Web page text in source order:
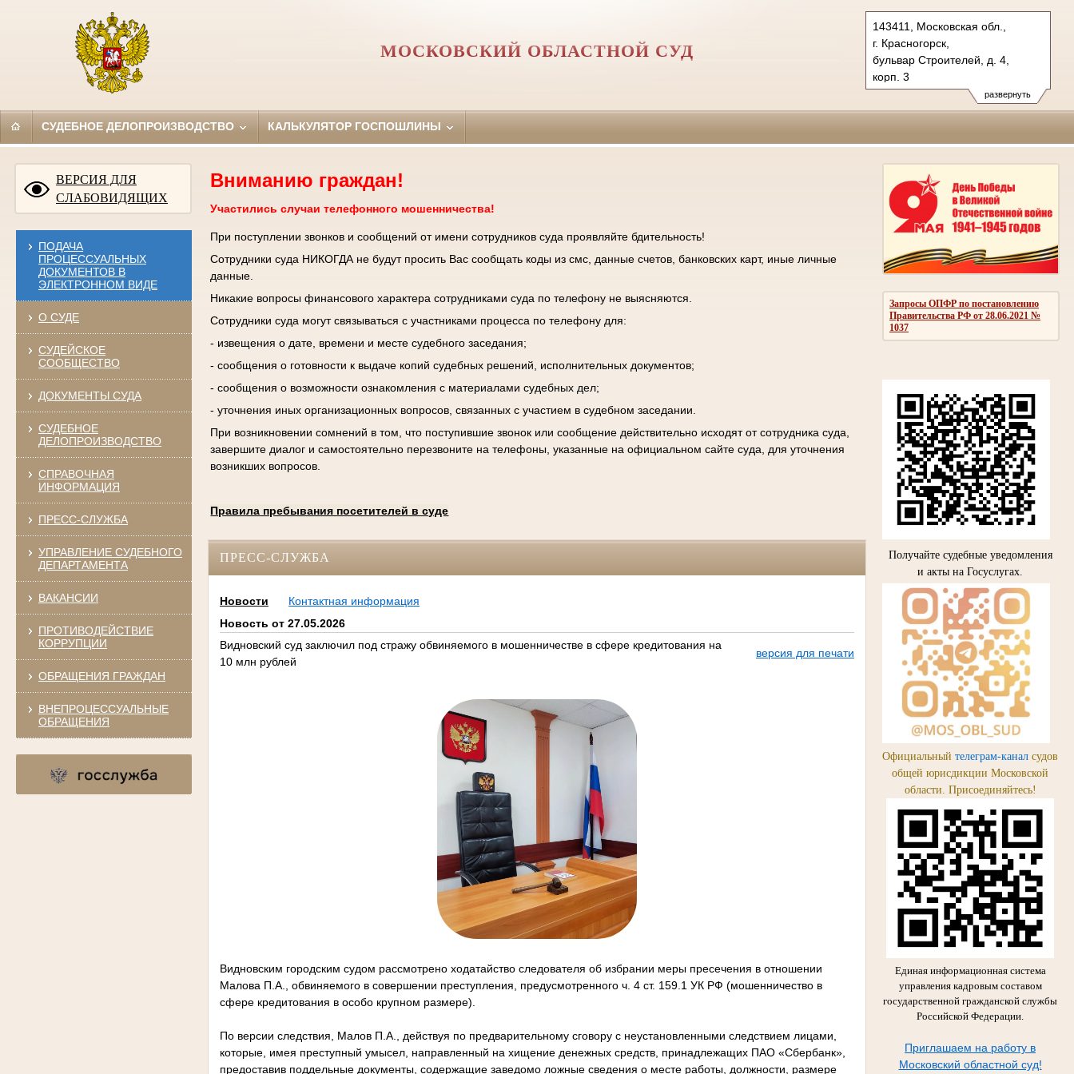
развернуть
143411, Московская обл.,
г. Красногорск,
бульвар Строителей, д. 4,
корп. 3
Тел.: +7 (498) 692 60 00
post.50os0000@sudrf.ru
МОСКОВСКИЙ ОБЛАСТНОЙ СУД
СУДЕБНОЕ ДЕЛОПРОИЗВОДСТВО КАЛЬКУЛЯТОР ГОСПОШЛИНЫ
ВЕРСИЯ ДЛЯ
СЛАБОВИДЯЩИХ
ПОДАЧА
ПРОЦЕССУАЛЬНЫХ
ДОКУМЕНТОВ В
ЭЛЕКТРОННОМ ВИДЕ
О СУДЕ
СУДЕЙСКОЕ
СООБЩЕСТВО
ДОКУМЕНТЫ СУДА
СУДЕБНОЕ
ДЕЛОПРОИЗВОДСТВО
СПРАВОЧНАЯ
ИНФОРМАЦИЯ
ПРЕСС-СЛУЖБА
УПРАВЛЕНИЕ СУДЕБНОГО
ДЕПАРТАМЕНТА
ВАКАНСИИ
ПРОТИВОДЕЙСТВИЕ
КОРРУПЦИИ
ОБРАЩЕНИЯ ГРАЖДАН
ВНЕПРОЦЕССУАЛЬНЫЕ
ОБРАЩЕНИЯ
Запросы ОПФР по постановлению
Правительства РФ от 28.06.2021 №
1037
Получайте судебные уведомления
и акты на Госуслугах.
Официальный телеграм-канал судов
общей юрисдикции Московской
области. Присоединяйтесь!
Единая информационная система
управления кадровым составом
государственной гражданской службы
Российской Федерации.
Приглашаем на работу в
Московский областной суд!
Вниманию граждан!
Участились случаи телефонного мошенничества!
При поступлении звонков и сообщений от имени сотрудников суда проявляйте бдительность!
Сотрудники суда НИКОГДА не будут просить Вас сообщать коды из смс, данные счетов, банковских карт, иные личные
данные.
Никакие вопросы финансового характера сотрудниками суда по телефону не выясняются.
Сотрудники суда могут связываться с участниками процесса по телефону для:
- извещения о дате, времени и месте судебного заседания;
- сообщения о готовности к выдаче копий судебных решений, исполнительных документов;
- сообщения о возможности ознакомления с материалами судебных дел;
- уточнения иных организационных вопросов, связанных с участием в судебном заседании.
При возникновении сомнений в том, что поступившие звонок или сообщение действительно исходят от сотрудника суда,
завершите диалог и самостоятельно перезвоните на телефоны, указанные на официальном сайте суда, для уточнения
возникших вопросов.
Правила пребывания посетителей в суде
ПРЕСС-СЛУЖБА
Новости
Контактная информация
Новость от 27.05.2026
Видновский суд заключил под стражу обвиняемого в мошенничестве в сфере кредитования на
10 млн рублей
версия для печати
Видновским городским судом рассмотрено ходатайство следователя об избрании меры пресечения в отношении
Малова П.А., обвиняемого в совершении преступления, предусмотренного ч. 4 ст. 159.1 УК РФ (мошенничество в
сфере кредитования в особо крупном размере).
По версии следствия, Малов П.А., действуя по предварительному сговору с неустановленными следствием лицами,
которые, имея преступный умысел, направленный на хищение денежных средств, принадлежащих ПАО «Сбербанк»,
предоставив поддельные документы, содержащие заведомо ложные сведения о месте работы, должности, размере